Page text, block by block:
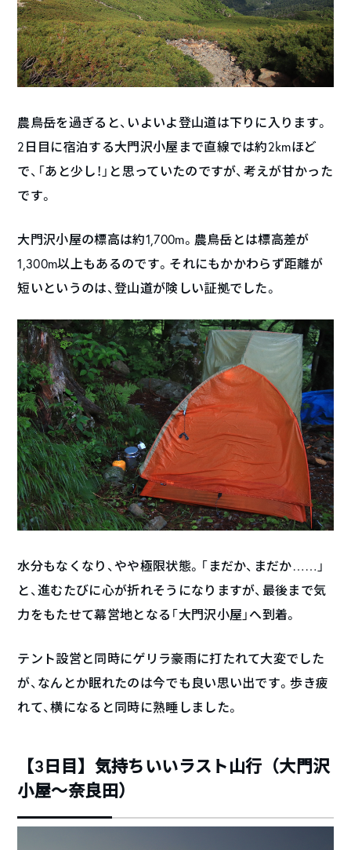
農鳥岳を過ぎると、いよいよ登山道は下りに入ります。
2日目に宿泊する大門沢小屋まで直線では約2kmほど
で、「あと少し！」と思っていたのですが、考えが甘かった
です。
大門沢小屋の標高は約1,700m。農鳥岳とは標高差が
1,300m以上もあるのです。それにもかかわらず距離が
短いというのは、登山道が険しい証拠でした。
水分もなくなり、やや極限状態。「まだか、まだか……」
と、進むたびに心が折れそうになりますが、最後まで気
力をもたせて幕営地となる「大門沢小屋」へ到着。
テント設営と同時にゲリラ豪雨に打たれて大変でした
が、なんとか眠れたのは今でも良い思い出です。歩き疲
れて、横になると同時に熟睡しました。
【3日目】気持ちいいラスト山行（大門沢
小屋〜奈良田）